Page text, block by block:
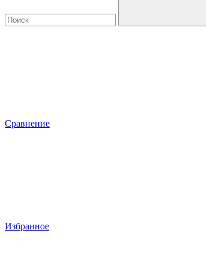
Сравнение
Избранное